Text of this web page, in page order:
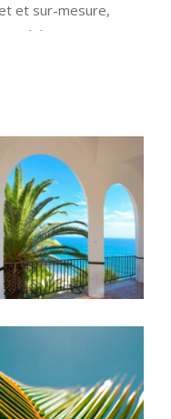
et sur-mesure,
en une
en mainfondé
et
rénovation,
architecture
côtés pour
fiables